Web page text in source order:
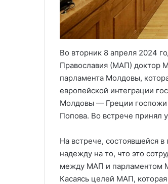
Во вторник 8 апреля 2024
Православия (МАП) доктор
парламента Молдовы,
европейской интеграции
Молдовы — Греции госпожи
Попова. Во встрече принял
На встрече, состоявшейся
надежду на то, что это
между МАП и парламентом
Касаясь целей МАП,